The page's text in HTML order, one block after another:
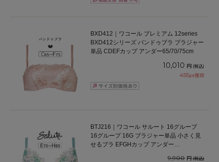
BXD412｜ワコール プレミアム 12series
BXD412シリーズ バンドゥブラ ブラジャー
単品 CDEFカップ アンダー65/70/75cm
10,010 円 (税込)
455pt獲得
BTJ216｜ワコール サルート 16グループ
16グループ 16G ブラジャー単品 小さく見
せるブラ EFGHカップ アンダー
9,900 円(税込)